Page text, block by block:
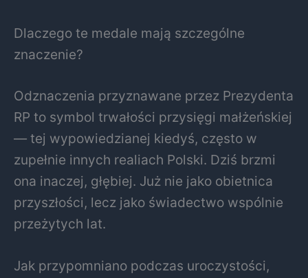
Dlaczego te medale mają szczególne
znaczenie?
Odznaczenia przyznawane przez Prezydenta
RP to symbol trwałości przysięgi małżeńskiej
— tej wypowiedzianej kiedyś, często w
zupełnie innych realiach Polski. Dziś brzmi
ona inaczej, głębiej. Już nie jako obietnica
przyszłości, lecz jako świadectwo wspólnie
przeżytych lat.
Jak przypomniano podczas uroczystości,